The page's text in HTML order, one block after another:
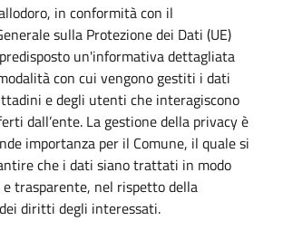
in conformità con il
sulla Protezione dei Dati (UE)
un'informativa dettagliata
con cui vengono gestiti i dati
e degli utenti che interagiscono
dall’ente. La gestione della privacy è
importanza per il Comune, il quale si
che i dati siano trattati in modo
trasparente, nel rispetto della
diritti degli interessati.